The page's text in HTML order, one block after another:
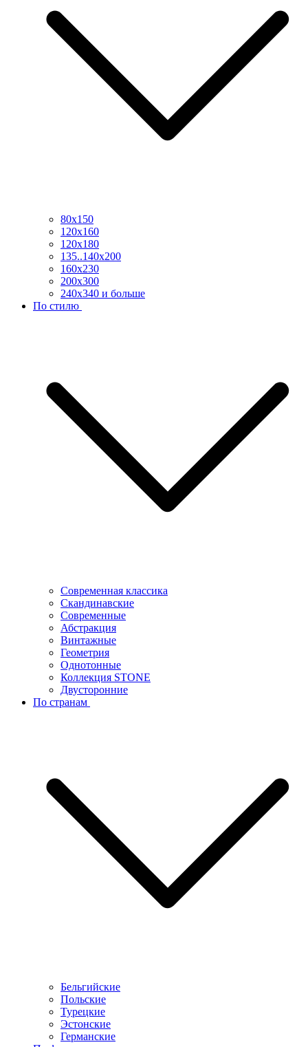
80х150
120х160
120х180
135..140х200
160х230
200х300
240х340 и больше
По стилю
Современная классика
Скандинавские
Современные
Абстракция
Винтажные
Геометрия
Однотонные
Коллекция STONE
Двусторонние
По странам
Бельгийские
Польские
Турецкие
Эстонские
Германские